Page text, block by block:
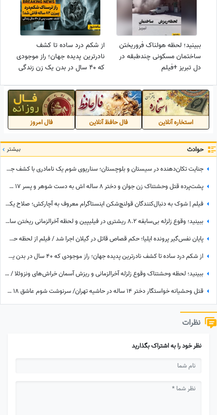
ببینید؛ لحظه هولناک فروریختن
ساختمان مسکونی چندطبقه در
دل تبریز +فیلم
از شکم درد ساده تا کشف
نادرترین پدیده جهان؛ راز موجودی
که 40 سال در بدن یک زن زندگی
استخاره آنلاین فال حافظ آنلاین فال امروز
حوادث بیشتر
جنایت تکان‌دهنده در سیستان و بلوچستان؛ سناریوی شوم یک نامادری با کشف جسد کودک 4 ساله در عمق چاه
پشت‌پرده قتل وحشتناک زن جوان و دختر 8 ساله اش به دست شوهر و پسر 17 ساله بی‌رحم + جزئیات ماجرا
فیلم | شوک به دنبال‌کنندگان قولنچ‌شکن اینستاگرام معروف به آچارکش؛ صلاح یکتا در کلینیکش دستگیر شد!
ببینید؛ وقوع زلزله بی‌سابقه 8.2 ریشتری در فیلیپین و لحظه آخرالزمانی ریختن ساختمان‌ها + فیلم
پایان نفس‌گیر پرونده ایلیا؛ حکم قصاص قاتل در گیلان اجرا شد / فیلم از لحظه حضور مادر داغدیده ایلیا کوچولو و مردم جلوی زندان رشت در زمان اعدام قاتل
از شکم درد ساده تا کشف نادرترین پدیده جهان؛ راز موجودی که 40 سال در بدن یک زن زندگی می‌کرد + عکس اسکن
ببینید؛ لحظه وحشتناک وقوع زلزله آخرالزمانی و ریزش آسمان خراش‌های ونزوئلا / فیلم وایرال عشق یک زوج سالمند هنگام زمین‌لرزه
قتل وحشیانه خواستگار دختر 14 ساله در حاشیه تهران/ سرنوشت شوم عاشق 18 ساله تهرانی
نظرات
نظر خود را به اشتراک بگذارید